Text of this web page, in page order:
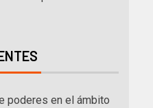
poderes en el ámbito